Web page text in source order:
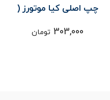
چپ اصلی کیا موتورز (
اپيروس / موهاوي
303,000 تومان